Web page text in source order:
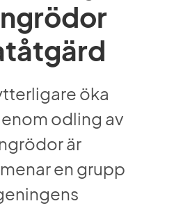
öka
odling av
är
en grupp